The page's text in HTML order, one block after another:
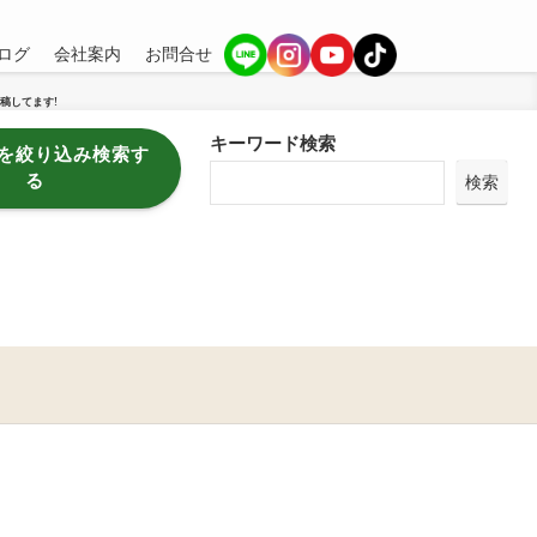
グ
してます!
会社案内 お問合せ
絞り込み検索す
る
キーワード検索
検索